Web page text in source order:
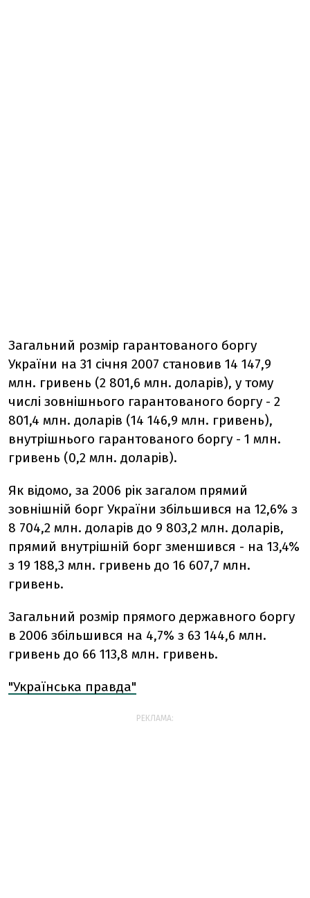
Загальний розмір гарантованого боргу
України на 31 січня 2007 становив 14 147,9
млн. гривень (2 801,6 млн. доларів), у тому
числі зовнішнього гарантованого боргу - 2
801,4 млн. доларів (14 146,9 млн. гривень),
внутрішнього гарантованого боргу - 1 млн.
гривень (0,2 млн. доларів).
Як відомо, за 2006 рік загалом прямий
зовнішній борг України збільшився на 12,6% з
8 704,2 млн. доларів до 9 803,2 млн. доларів,
прямий внутрішній борг зменшився - на 13,4%
з 19 188,3 млн. гривень до 16 607,7 млн.
гривень.
Загальний розмір прямого державного боргу
в 2006 збільшився на 4,7% з 63 144,6 млн.
гривень до 66 113,8 млн. гривень.
"Українська правда"
РЕКЛАМА: